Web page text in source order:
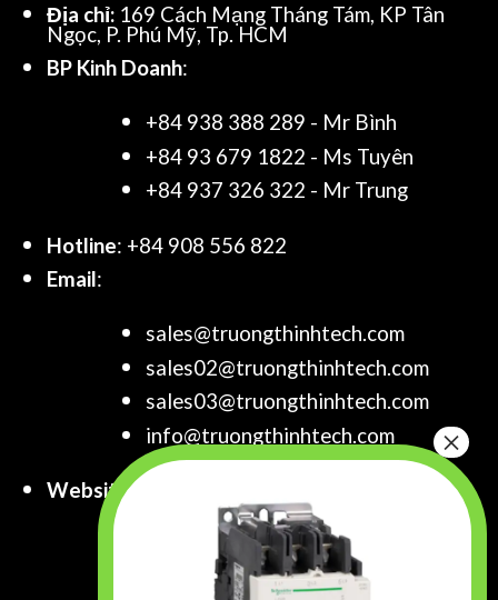
Địa chỉ: 169 Cách Mạng Tháng Tám, KP Tân
Ngọc, P. Phú Mỹ, Tp. HCM
BP Kinh Doanh:
+84 938 388 289 - Mr Bình
+84 93 679 1822 - Ms Tuyên
+84 937 326 322 - Mr Trung
Hotline: +84 908 556 822
Email:
sales@truongthinhtech.com
sales02@truongthinhtech.com
sales03@truongthinhtech.com
info@truongthinhtech.com
Website:
www.truongthinhtech.com
www.components.com.vn